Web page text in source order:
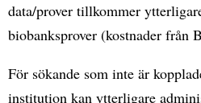
data/prover tillkommer
biobanksprover (kostnader från
För sökande som inte är
institution kan ytterligare